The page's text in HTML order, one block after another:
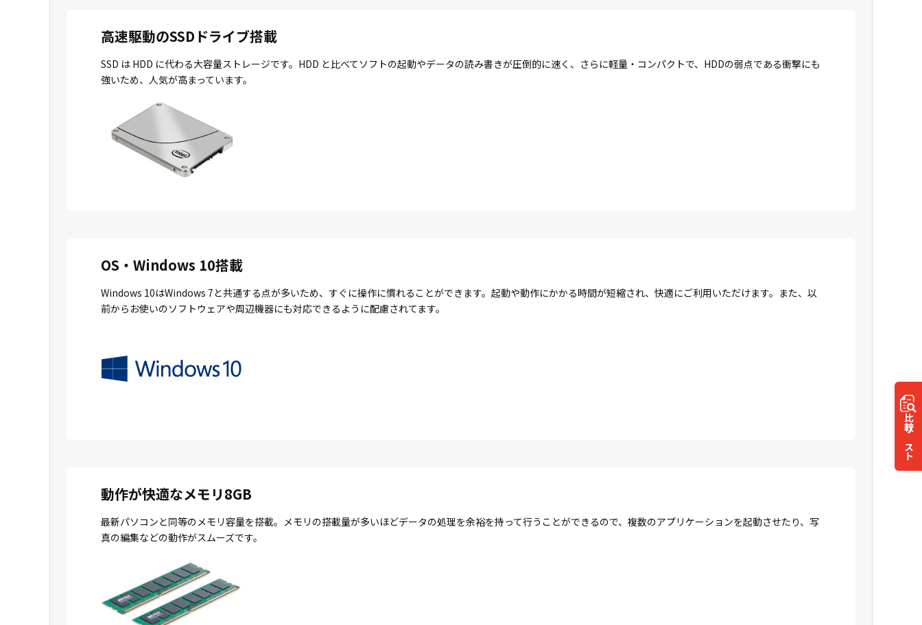
比較
リスト
高速駆動のSSDドライブ搭載
SSD は HDD に代わる大容量ストレージです。HDD と比べてソフトの起動やデータの読み書きが圧倒的に速く、さらに軽量・コンパクトで、HDDの弱点である衝撃にも
強いため、人気が高まっています。
OS・Windows 10搭載
Windows 10はWindows 7と共通する点が多いため、すぐに操作に慣れることができます。起動や動作にかかる時間が短縮され、快適にご利用いただけます。また、以
前からお使いのソフトウェアや周辺機器にも対応できるように配慮されてます。
動作が快適なメモリ8GB
最新パソコンと同等のメモリ容量を搭載。メモリの搭載量が多いほどデータの処理を余裕を持って行うことができるので、複数のアプリケーションを起動させたり、写
真の編集などの動作がスムーズです。